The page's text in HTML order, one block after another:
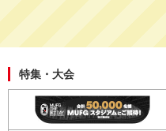
特集・大会